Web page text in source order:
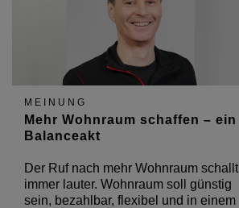
MEINUNG
Mehr Wohnraum schaffen – ein
Balanceakt
Der Ruf nach mehr Wohnraum schallt
immer lauter. Wohnraum soll günstig
sein, bezahlbar, flexibel und in einem